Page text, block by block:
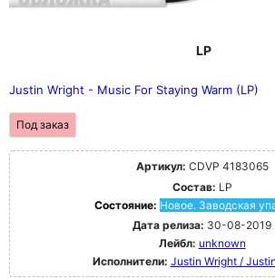
LP
Justin Wright - Music For Staying Warm (LP)
Под заказ
Артикул: CDVP 4183065
Состав: LP
Состояние: Новое. Заводская
Дата релиза: 30-08-2019
Лейбл: unknown
Исполнители: Justin Wright /